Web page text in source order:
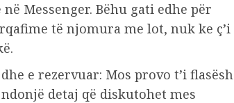
Messenger. Bëhu gati edhe për
të njomura me lot, nuk ke ç’i
e rezervuar: Mos provo t’i flasësh
detaj që diskutohet mes